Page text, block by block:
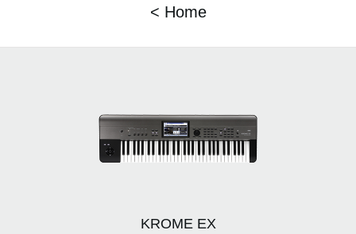
< Home
KROME EX